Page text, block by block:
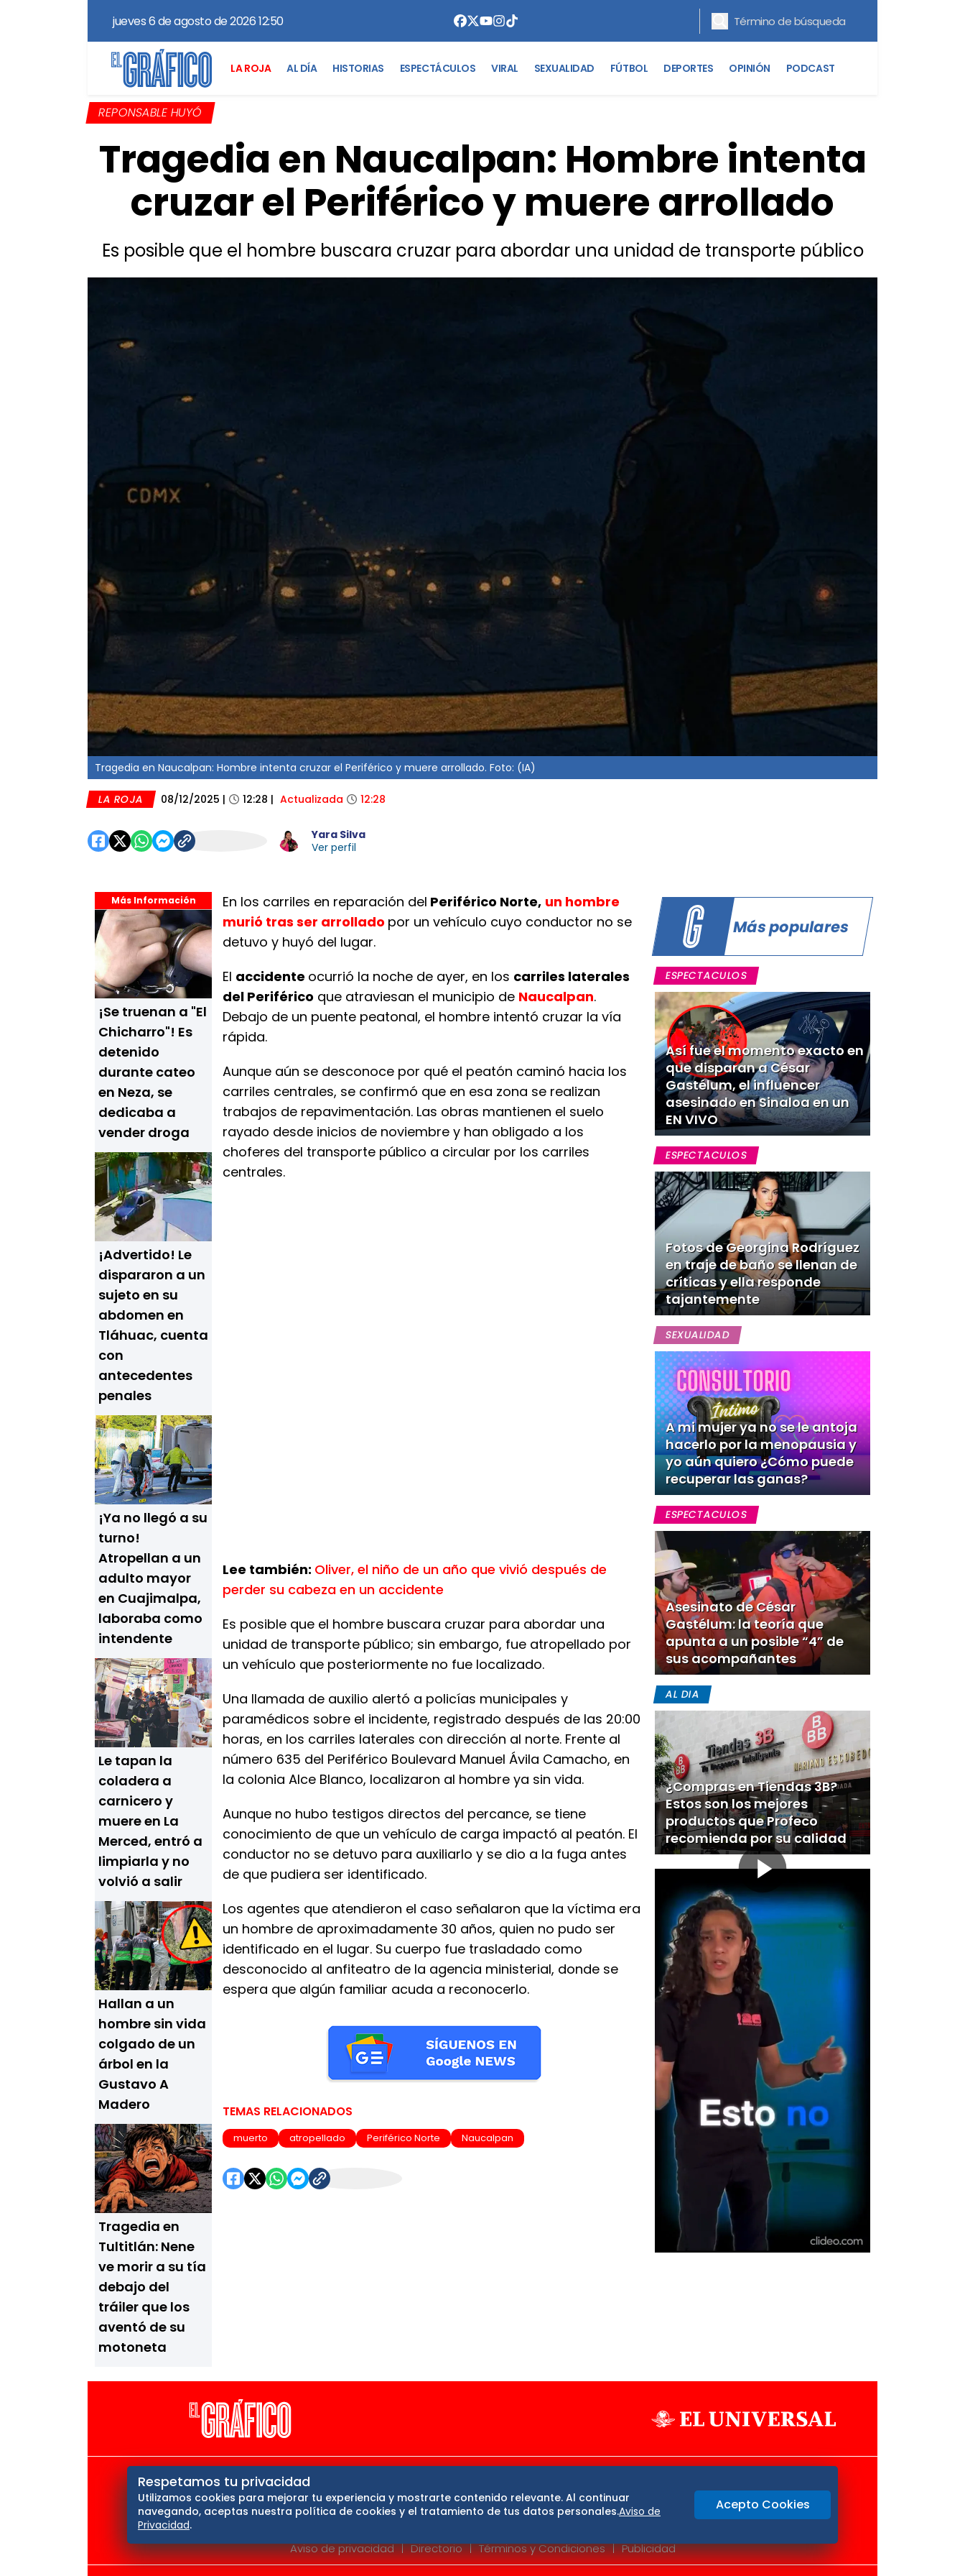
jueves 6 de agosto de 2026 12:50
LA ROJA AL DÍA HISTORIAS ESPECTÁCULOS VIRAL SEXUALIDAD FÚTBOL DEPORTES OPINIÓN PODCAST
REPONSABLE HUYÓ
Tragedia en Naucalpan: Hombre intenta
cruzar el Periférico y muere arrollado
Es posible que el hombre buscara cruzar para abordar una unidad de transporte público
Tragedia en Naucalpan: Hombre intenta cruzar el Periférico y muere arrollado. Foto: (IA)
LA ROJA 08/12/2025 | 12:28 | Actualizada 12:28
Yara Silva
Ver perfil
Más Información
¡Se truenan a "El
Chicharro"! Es
detenido
durante cateo
en Neza, se
dedicaba a
vender droga
¡Advertido! Le
dispararon a un
sujeto en su
abdomen en
Tláhuac, cuenta
con
antecedentes
penales
¡Ya no llegó a su
turno!
Atropellan a un
adulto mayor
en Cuajimalpa,
laboraba como
intendente
Le tapan la
coladera a
carnicero y
muere en La
Merced, entró a
limpiarla y no
volvió a salir
Hallan a un
hombre sin vida
colgado de un
árbol en la
Gustavo A
Madero
Tragedia en
Tultitlán: Nene
ve morir a su tía
debajo del
tráiler que los
aventó de su
motoneta
En los carriles en reparación del Periférico Norte, un hombre
murió tras ser arrollado por un vehículo cuyo conductor no se
detuvo y huyó del lugar.
El accidente ocurrió la noche de ayer, en los carriles laterales
del Periférico que atraviesan el municipio de Naucalpan.
Debajo de un puente peatonal, el hombre intentó cruzar la vía
rápida.
Aunque aún se desconoce por qué el peatón caminó hacia los
carriles centrales, se confirmó que en esa zona se realizan
trabajos de repavimentación. Las obras mantienen el suelo
rayado desde inicios de noviembre y han obligado a los
choferes del transporte público a circular por los carriles
centrales.
Lee también: Oliver, el niño de un año que vivió después de
perder su cabeza en un accidente
Es posible que el hombre buscara cruzar para abordar una
unidad de transporte público; sin embargo, fue atropellado por
un vehículo que posteriormente no fue localizado.
Una llamada de auxilio alertó a policías municipales y
paramédicos sobre el incidente, registrado después de las 20:00
horas, en los carriles laterales con dirección al norte. Frente al
número 635 del Periférico Boulevard Manuel Ávila Camacho, en
la colonia Alce Blanco, localizaron al hombre ya sin vida.
Aunque no hubo testigos directos del percance, se tiene
conocimiento de que un vehículo de carga impactó al peatón. El
conductor no se detuvo para auxiliarlo y se dio a la fuga antes
de que pudiera ser identificado.
Los agentes que atendieron el caso señalaron que la víctima era
un hombre de aproximadamente 30 años, quien no pudo ser
identificado en el lugar. Su cuerpo fue trasladado como
desconocido al anfiteatro de la agencia ministerial, donde se
espera que algún familiar acuda a reconocerlo.
TEMAS RELACIONADOS
muerto atropellado Periférico Norte Naucalpan
Más populares
ESPECTACULOS
Así fue el momento exacto en
que disparan a César
Gastélum, el influencer
asesinado en Sinaloa en un
EN VIVO
ESPECTACULOS
Fotos de Georgina Rodríguez
en traje de baño se llenan de
críticas y ella responde
tajantemente
SEXUALIDAD
A mi mujer ya no se le antoja
hacerlo por la menopausia y
yo aún quiero ¿Cómo puede
recuperar las ganas?
ESPECTACULOS
Asesinato de César
Gastélum: la teoría que
apunta a un posible “4” de
sus acompañantes
AL DIA
¿Compras en Tiendas 3B?
Estos son los mejores
productos que Profeco
recomienda por su calidad
El Universal Vive USA Clase
Querétaro
San Luis Potosí Edomex Consultas Hidalgo Oaxaca
Aviso de privacidad Directorio Términos y Condiciones Publicidad
Respetamos tu privacidad
Utilizamos cookies para mejorar tu experiencia y mostrarte contenido relevante. Al continuar
navegando, aceptas nuestra política de cookies y el tratamiento de tus datos personales.Aviso de
Privacidad.
Acepto Cookies